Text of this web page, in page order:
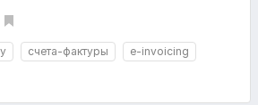
счета-фактуры
e-invoicing